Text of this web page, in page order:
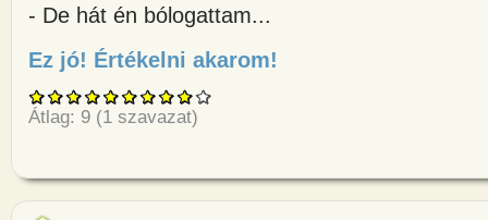
- De hát én bólogattam...
Ez jó! Értékelni akarom!
Átlag: 9 (1 szavazat)